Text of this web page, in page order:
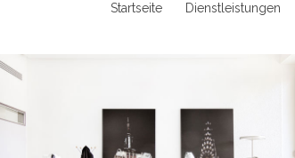
Startseite Dienstleistungen